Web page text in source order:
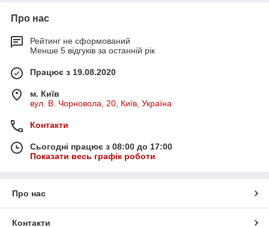
Про нас
Рейтинг не сформований
Менше 5 відгуків за останній рік
Працює з 19.08.2020
м. Київ
вул. В. Чорновола, 20, Київ, Україна
Контакти
Сьогодні працює з 08:00 до 17:00
Показати весь графік роботи
Про нас
Контакти